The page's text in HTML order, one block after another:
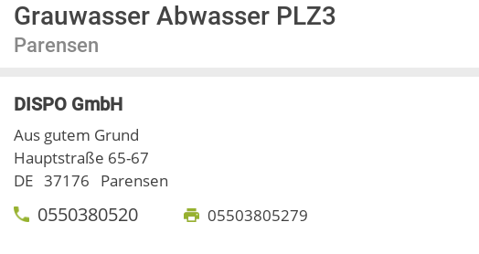
Grauwasser Abwasser PLZ3
Parensen
DISPO GmbH
Aus gutem Grund
Hauptstraße 65-67
DE 37176 Parensen
0550380520 05503805279